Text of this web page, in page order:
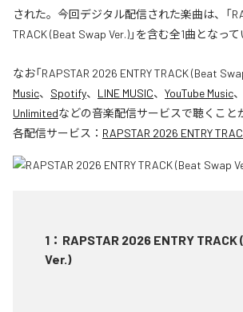
された。今回デジタル配信された楽曲は、「
TRACK (Beat Swap Ver.)」を含む全1曲となって
なお「RAPSTAR 2026 ENTRY TRACK (Beat
Music、 Spotify、 LINE MUSIC、 YouTube Music、
Unlimitedなどの音楽配信サービスで聴くこと
各配信サービス： RAPSTAR 2026 ENTRY
1 ： RAPSTAR 2026 ENTRY
Ver.)